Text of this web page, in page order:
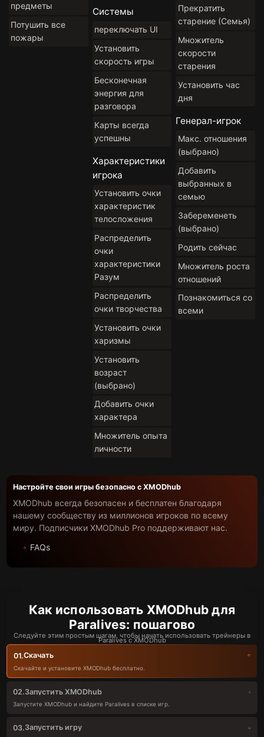
предметы
Потушить все
пожары
Системы
переключать UI
Установить
скорость игры
Бесконечная
энергия для
разговора
Карты всегда
успешны
Характеристики
игрока
Установить очки
характеристик
телосложения
Распределить
очки
характеристики
Разум
Распределить
очки творчества
Установить очки
харизмы
Установить
возраст
(выбрано)
Добавить очки
характера
Множитель опыта
личности
Прекратить
старение (Семья)
Множитель
скорости
старения
Установить час
дня
Генерал-игрок
Макс. отношения
(выбрано)
Добавить
выбранных в
семью
Забеременеть
(выбрано)
Родить сейчас
Множитель роста
отношений
Познакомиться со
всеми
Настройте свои игры безопасно с XMODhub
XMODhub всегда безопасен и бесплатен благодаря
нашему сообществу из миллионов игроков по всему
миру. Подписчики XMODhub Pro поддерживают нас.
FAQs
Как использовать XMODhub для
Paralives: пошагово
Следуйте этим простым шагам, чтобы начать использовать трейнеры в
Paralives с XMODhub
01.Скачать
Скачайте и установите XMODhub бесплатно.
02.Запустить XMODhub
Запустите XMODhub и найдите Paralives в списке игр.
03.Запустить игру